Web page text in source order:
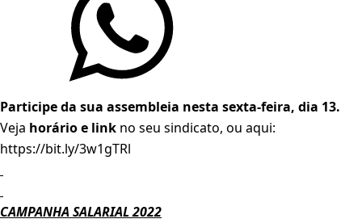
Participe da sua assembleia nesta sexta-feira, dia 13.
Veja horário e link no seu sindicato, ou aqui:
https://bit.ly/3w1gTRl
CAMPANHA SALARIAL 2022